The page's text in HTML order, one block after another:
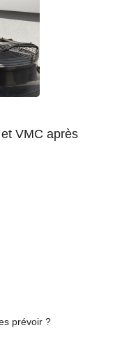
VMC après
prévoir ?